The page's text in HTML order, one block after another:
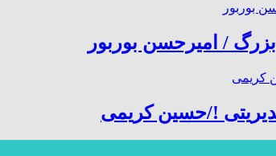
/ امیرحسن بوربور
!/حسین کریمی